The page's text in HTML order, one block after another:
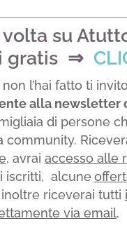
su
gratis ⇒
l’hai fatto ti
alla newsletter
di persone
community.
, avrai accesso alle
iscritti, alcune
riceverai tutti
via email.